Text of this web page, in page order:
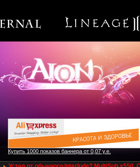
Купить 1000 показов баннера от 0,07 у.е.